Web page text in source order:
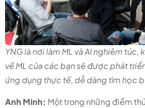
YNG là nơi làm ML và AI nghiêm túc,
về ML của các bạn sẽ được phát
ứng dụng thực tế, dễ dàng tìm học
Anh Minh: Một trong những điểm